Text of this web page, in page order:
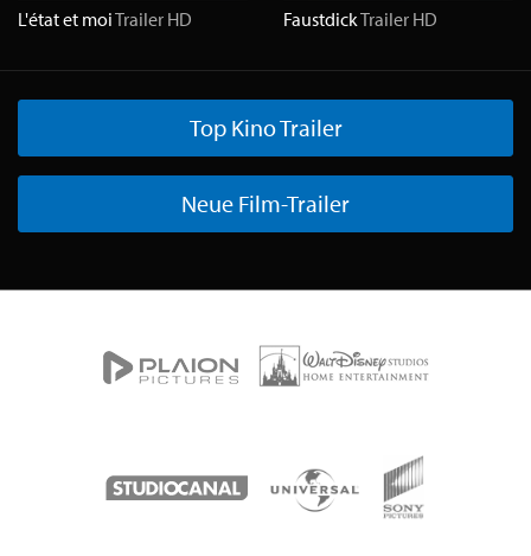
L'état et moiTrailer HD FaustdickTrailer HD
Top Kino Trailer
Neue Film-Trailer